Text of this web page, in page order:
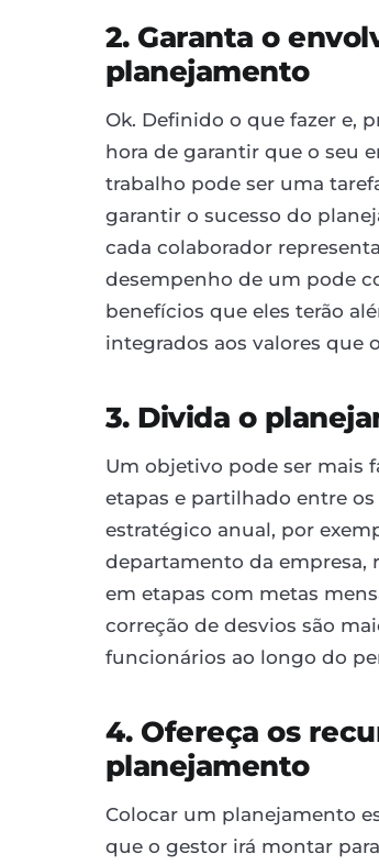
2. Garanta o
planejamento
Ok. Definido o que fazer e,
hora de garantir que o seu
trabalho pode ser uma
garantir o sucesso do
cada colaborador
desempenho de um pode
benefícios que eles terão
integrados aos valores que
3. Divida o
Um objetivo pode ser mais
etapas e partilhado entre
estratégico anual, por
departamento da
em etapas com metas
correção de desvios são
funcionários ao longo do
4. Ofereça os
planejamento
Colocar um planejamento
que o gestor irá montar